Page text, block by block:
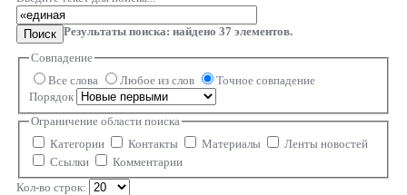
Поиск Результаты поиска: найдено 37 элементов.
Совпадение
Все слова
Любое из слов
Точное совпадение
Порядок
Ограничение области поиска
Категории
Контакты Материалы
Ленты новостей
Ссылки
Комментарии
Кол-во строк: